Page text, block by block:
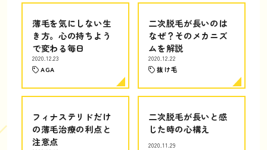
薄毛を気にしない生
き方。心の持ちよう
で変わる毎日
2020.12.23
AGA
二次脱毛が長いのは
なぜ？そのメカニズ
ムを解説
2020.12.22
抜け毛
フィナステリドだけ
の薄毛治療の利点と
注意点
二次脱毛が長いと感
じた時の心構え
2020.11.29